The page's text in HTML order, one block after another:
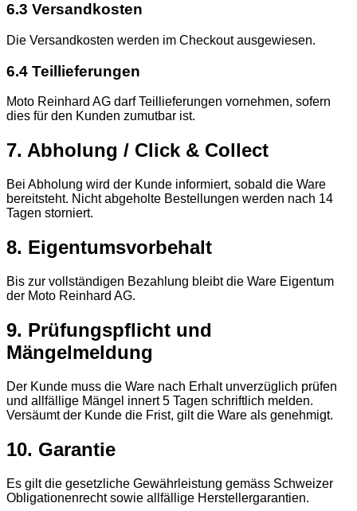
6.3 Versandkosten
Die Versandkosten werden im Checkout ausgewiesen.
6.4 Teillieferungen
Moto Reinhard AG darf Teillieferungen vornehmen, sofern
dies für den Kunden zumutbar ist.
7. Abholung / Click & Collect
Bei Abholung wird der Kunde informiert, sobald die Ware
bereitsteht. Nicht abgeholte Bestellungen werden nach 14
Tagen storniert.
8. Eigentumsvorbehalt
Bis zur vollständigen Bezahlung bleibt die Ware Eigentum
der Moto Reinhard AG.
9. Prüfungspflicht und
Mängelmeldung
Der Kunde muss die Ware nach Erhalt unverzüglich prüfen
und allfällige Mängel innert 5 Tagen schriftlich melden.
Versäumt der Kunde die Frist, gilt die Ware als genehmigt.
10. Garantie
Es gilt die gesetzliche Gewährleistung gemäss Schweizer
Obligationenrecht sowie allfällige Herstellergarantien.